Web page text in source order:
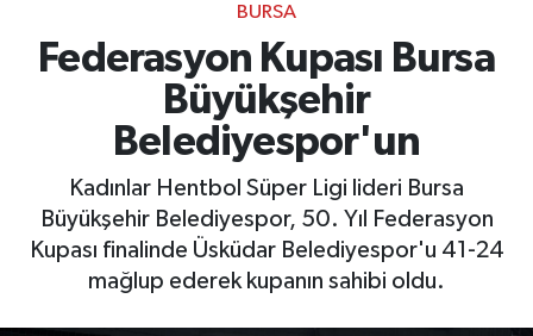
BURSA
Federasyon Kupası Bursa
Büyükşehir
Belediyespor'un
Kadınlar Hentbol Süper Ligi lideri Bursa
Büyükşehir Belediyespor, 50. Yıl Federasyon
Kupası finalinde Üsküdar Belediyespor'u 41-24
mağlup ederek kupanın sahibi oldu.
Son Dakika Haberleri
Haber Arşivi